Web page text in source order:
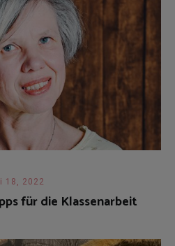
18, 2022
für die Klassenarbeit